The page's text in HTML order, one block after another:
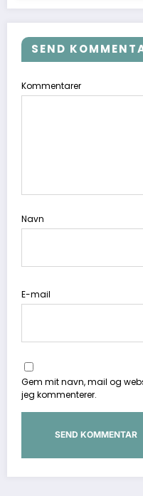
SEND
Kommentarer
Navn
E-mail
Gem mit navn, mail og
jeg kommenterer.